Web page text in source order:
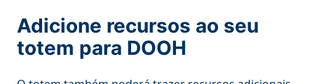
Adicione recursos ao seu
totem para DOOH